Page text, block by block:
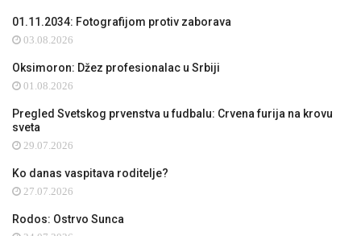
01.11.2034: Fotografijom protiv zaborava
03.08.2026
Oksimoron: Džez profesionalac u Srbiji
01.08.2026
Pregled Svetskog prvenstva u fudbalu: Crvena furija na krovu
sveta
29.07.2026
Ko danas vaspitava roditelje?
27.07.2026
Rodos: Ostrvo Sunca